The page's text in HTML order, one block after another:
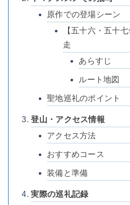
原作での登場シーン
【五十六・五十
走
あらすじ
ルート地図
聖地巡礼のポイント
登山・アクセス情報
アクセス方法
おすすめコース
装備と準備
実際の巡礼記録